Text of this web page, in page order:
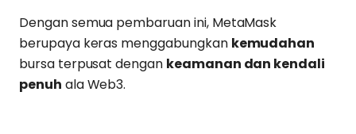
Dengan semua pembaruan ini, MetaMask
berupaya keras menggabungkan kemudahan
bursa terpusat dengan keamanan dan kendali
penuh ala Web3.